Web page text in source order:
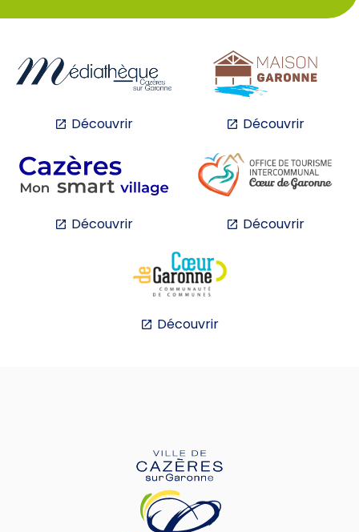
Découvrir Découvrir
Découvrir Découvrir
Découvrir